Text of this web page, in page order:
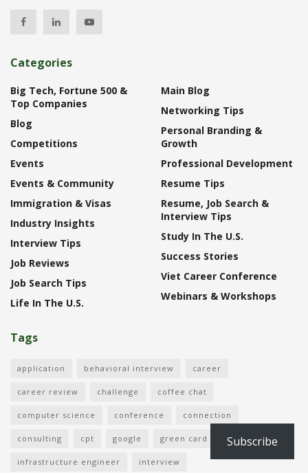
Categories
Big Tech, Fortune 500 &
Top Companies
Blog
Competitions
Events
Events & Community
Immigration & Visas
Industry Insights
Interview Tips
Job Reviews
Job Search Tips
Life In The U.S.
Main Blog
Networking Tips
Personal Branding &
Growth
Professional Development
Resume Tips
Resume, Job Search &
Interview Tips
Study In The U.S.
Success Stories
Viet Career Conference
Webinars & Workshops
Tags
application behavioral interview career
career review challenge coffee chat
computer science conference connection
consulting cpt google green card immigration
infrastructure engineer interview
Subscribe